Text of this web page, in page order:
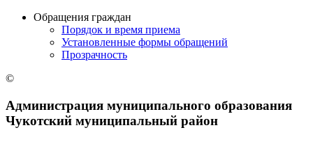
Обращения граждан
Порядок и время приема
Установленные формы обращений
Прозрачность
©
Администрация муниципального образования
Чукотский муниципальный район